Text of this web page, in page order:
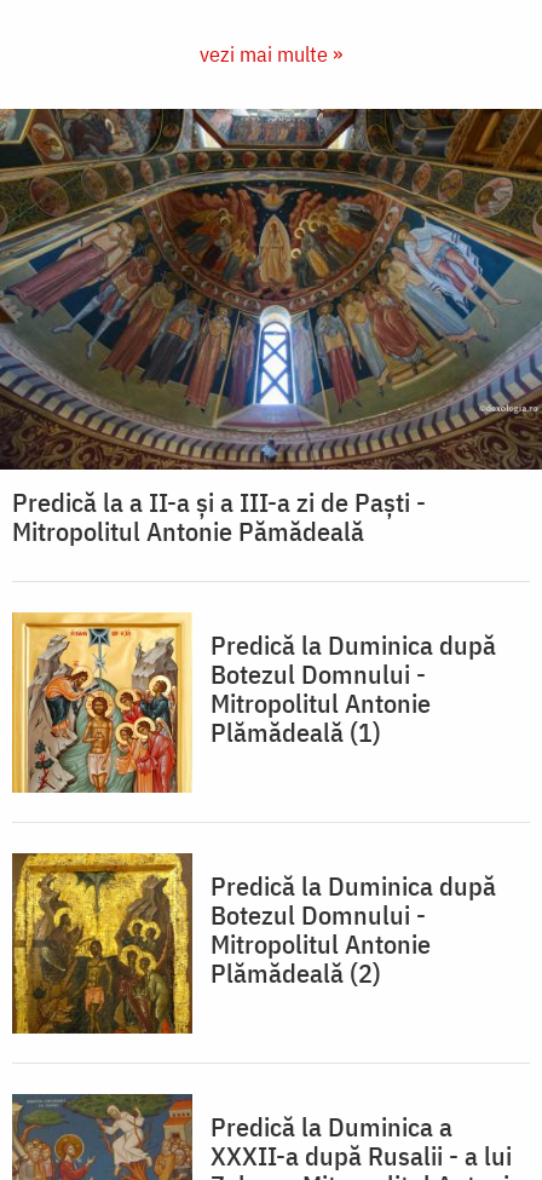
vezi mai multe »
Predică la a II-a şi a III-a zi de Paşti -
Mitropolitul Antonie Pămădeală
Predică la Duminica după
Botezul Domnului -
Mitropolitul Antonie
Plămădeală (1)
Predică la Duminica după
Botezul Domnului -
Mitropolitul Antonie
Plămădeală (2)
Predică la Duminica a
XXXII-a după Rusalii - a lui